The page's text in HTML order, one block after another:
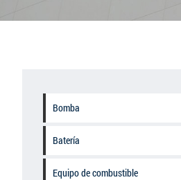
Bomba
Batería
Equipo de combustible